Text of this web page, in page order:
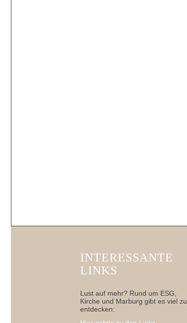
INTERESSANTE
LINKS
Lust auf mehr? Rund um ESG,
Kirche und Marburg gibt es viel zu
entdecken: